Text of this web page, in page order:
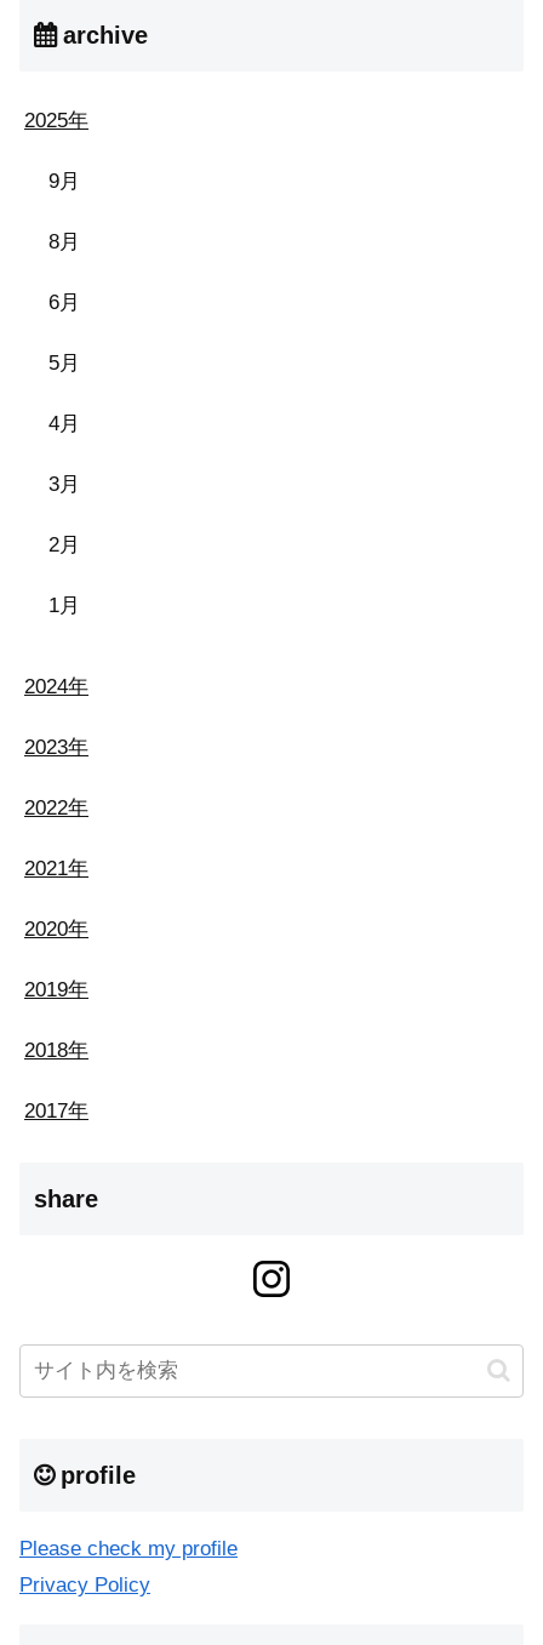
archive
2025年
9月
8月
6月
5月
4月
3月
2月
1月
2024年
2023年
2022年
2021年
2020年
2019年
2018年
2017年
share
profile
Please check my profile
Privacy Policy